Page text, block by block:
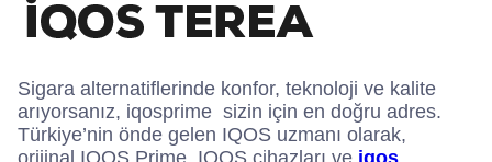
Sigara alternatiflerinde konfor, teknoloji ve kalite
arıyorsanız, iqosprime sizin için en doğru adres.
Türkiye’nin önde gelen IQOS uzmanı olarak,